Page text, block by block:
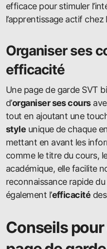
efficace pour stimuler
l’apprentissage actif chez
Organiser ses
efficacité
Une page de garde SVT
d’organiser ses cours
tout en ajoutant une
style unique de chaque
mettant en avant les
comme le titre du cours,
académique, elle facilite
reconnaissance rapide
également l’efficacité
Conseils